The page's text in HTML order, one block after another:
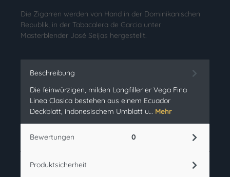
Die Zigarren werden von Hand in der Dominikanischen
Republik, in der Tabacalera de Garcia unter
Masterblender José Seijas hergestellt.
Beschreibung
Die feinwürzigen, milden Longfiller er Vega Fina
Linea Clasica bestehen aus einem Ecuador
Deckblatt, indonesischem Umblatt u… Mehr
Bewertungen 0
Produktsicherheit